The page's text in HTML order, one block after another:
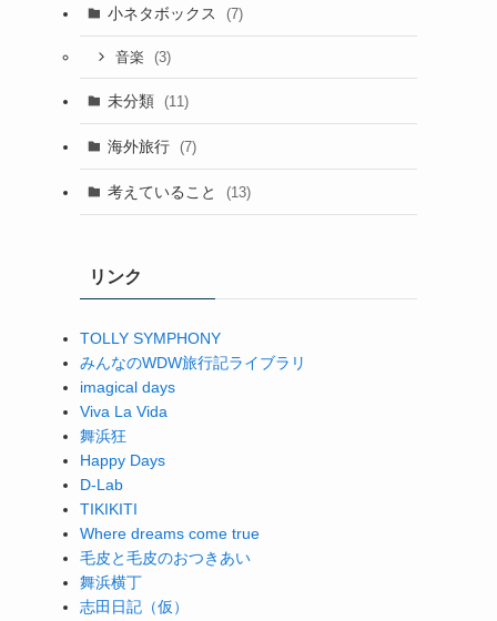
小ネタボックス (7)
音楽 (3)
未分類 (11)
海外旅行 (7)
考えていること (13)
リンク
TOLLY SYMPHONY
みんなのWDW旅行記ライブラリ
imagical days
Viva La Vida
舞浜狂
Happy Days
D-Lab
TIKIKITI
Where dreams come true
毛皮と毛皮のおつきあい
舞浜横丁
志田日記（仮）